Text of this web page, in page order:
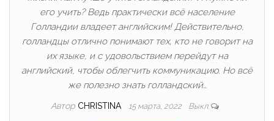
его учить? Ведь практически всё население
Голландии владеет английским! Действительно,
голландцы отлично понимают тех, кто не говорит на
их языке, и с удовольствием перейдут на
английский, чтобы облегчить коммуникацию. Но всё
же полезно знать голландский…
Автор CHRISTINA 15 марта, 2022 Выкл.